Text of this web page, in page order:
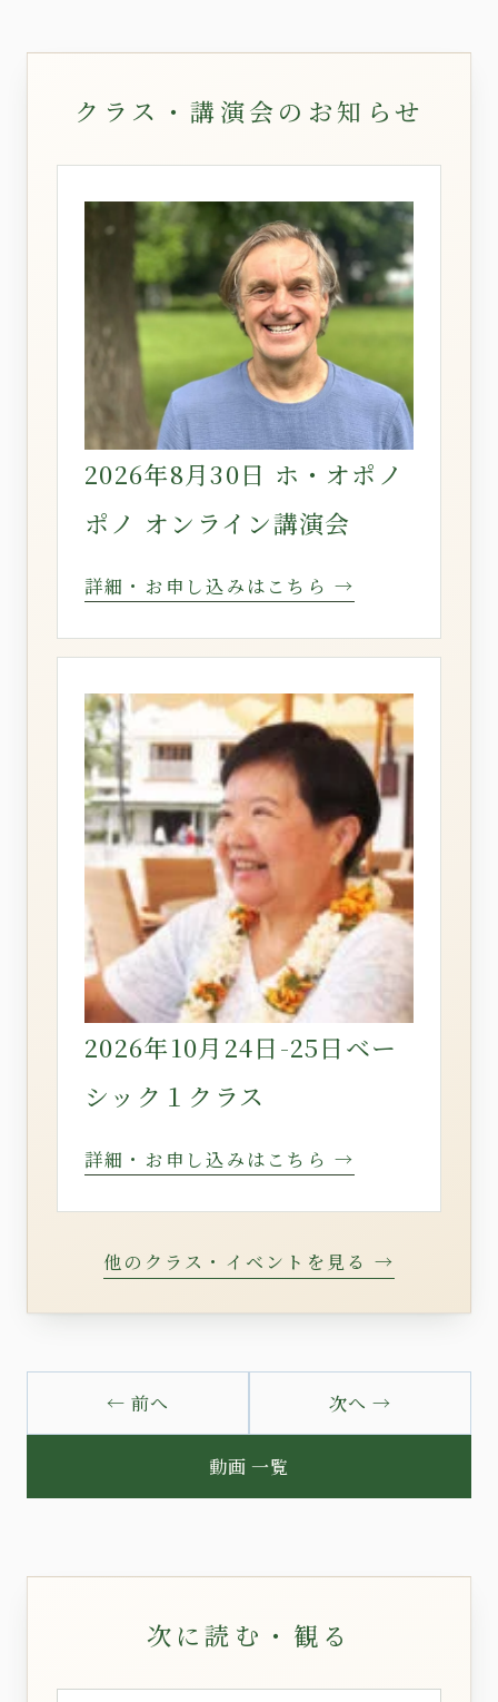
クラス・講演会のお知らせ
2026年8月30日 ホ・オポノ
ポノ オンライン講演会
詳細・お申し込みはこちら →
2026年10月24日-25日ベー
シック１クラス
詳細・お申し込みはこちら →
他のクラス・イベントを見る →
← 前へ
動画 一覧
次へ →
次に読む・観る